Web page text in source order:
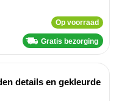
Op voorraad
Gratis bezorging
details en gekleurde